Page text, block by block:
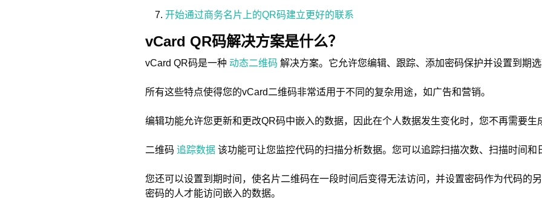
开始通过商务名片上的QR码建立更好的联系
vCard QR码解决方案是什么？
vCard QR码是一种 动态二维码 解决方案。 它允许您编辑、跟踪、添加密码保护并设置到期选
所有这些特点使得您的vCard二维码非常适用于不同的复杂用途，如广告和营销。
编辑功能允许您更新和更改QR码中嵌入的数据，因此在个人数据发生变化时，您不再需要生
二维码 追踪数据 该功能可让您监控代码的扫描分析数据。您可以追踪扫描次数、扫描时间和
您还可以设置到期时间，使名片二维码在一段时间后变得无法访问，并设置密码作为代码的
密码的人才能访问嵌入的数据。